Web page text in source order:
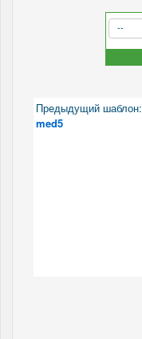
Предыдущий шаблон:
med5